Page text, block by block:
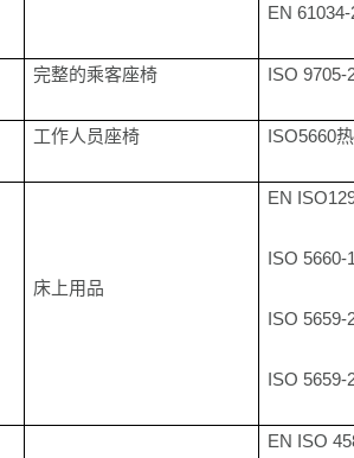
EN 61034-
完整的乘客座椅 ISO
工作人员座椅 ISO5660
床上用品
EN
ISO 5660-
ISO 5659-
ISO 5659-
EN ISO